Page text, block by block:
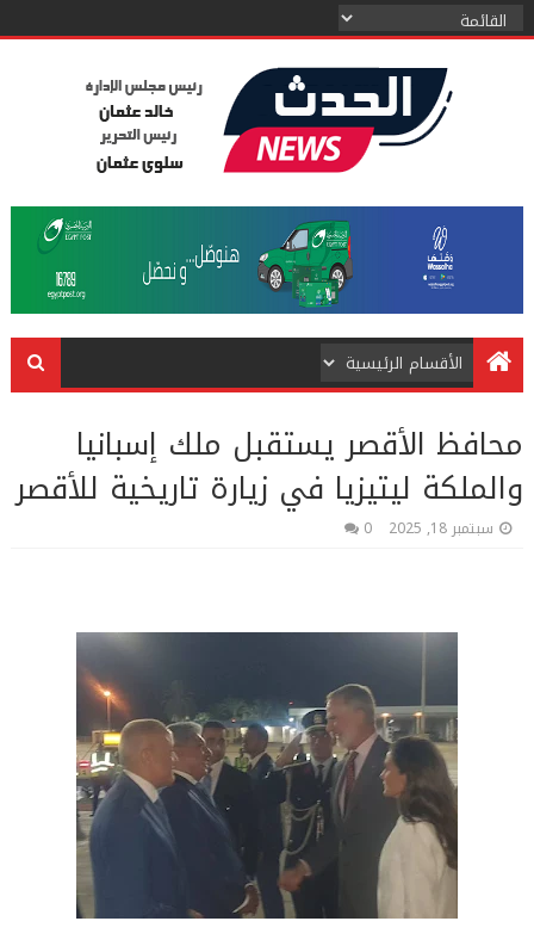
محافظ الأقصر يستقبل ملك إسبانيا
والملكة ليتيزيا في زيارة تاريخية للأقصر
سبتمبر 18, 2025 0